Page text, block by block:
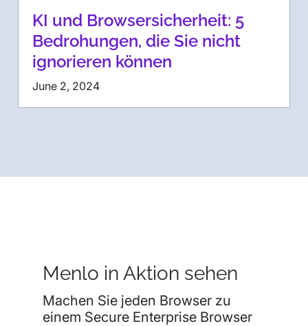
KI und Browsersicherheit: 5
Bedrohungen, die Sie nicht
ignorieren können
June 2, 2024
Menlo in Aktion sehen
Machen Sie jeden Browser zu
einem Secure Enterprise Browser